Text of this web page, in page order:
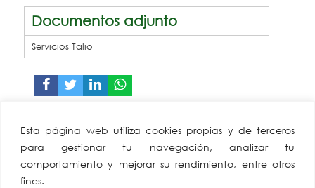
Esta página web utiliza cookies propias y de terceros
para gestionar tu navegación, analizar tu
comportamiento y mejorar su rendimiento, entre otros
fines.
Documentos adjunto
Servicios Talio
Confederación
Andaluza Empresarios
Alimentación y